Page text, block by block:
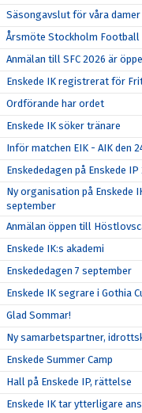
Säsongavslut för våra
Årsmöte Stockholm Football
Anmälan till SFC 2026 är
Enskede IK registrerat för
Ordförande har ordet
Enskede IK söker tränare
Inför matchen EIK - AIK den
Enskededagen på Enskede IP
Ny organisation på Enskede
september
Anmälan öppen till
Enskede IK:s akademi
Enskededagen 7 september
Enskede IK segrare i Gothia
Glad Sommar!
Ny samarbetspartner,
Enskede Summer Camp
Hall på Enskede IP, rättelse
Enskede IK tar ytterligare